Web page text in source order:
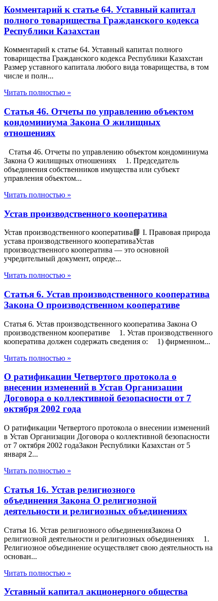
Комментарий к статье 64. Уставный капитал
полного товарищества Гражданского кодекса
Республики Казахстан
Комментарий к статье 64. Уставный капитал полного
товарищества Гражданского кодекса Республики Казахстан
Размер уставного капитала любого вида товарищества, в том
числе и полн...
Читать полностью »
Статья 46. Отчеты по управлению объектом
кондоминиума Закона О жилищных
отношениях
Статья 46. Отчеты по управлению объектом кондоминиума
Закона О жилищных отношениях 1. Председатель
объединения собственников имущества или субъект
управления объектом...
Читать полностью »
Устав производственного кооператива
Устав производственного кооператива📘 I. Правовая природа
устава производственного кооперативаУстав
производственного кооператива — это основной
учредительный документ, опреде...
Читать полностью »
Статья 6. Устав производственного кооператива
Закона О производственном кооперативе
Статья 6. Устав производственного кооператива Закона О
производственном кооперативе 1. Устав производственного
кооператива должен содержать сведения о: 1) фирменном...
Читать полностью »
О ратификации Четвертого протокола о
внесении изменений в Устав Организации
Договора о коллективной безопасности от 7
октября 2002 года
О ратификации Четвертого протокола о внесении изменений
в Устав Организации Договора о коллективной безопасности
от 7 октября 2002 годаЗакон Республики Казахстан от 5
января 2...
Читать полностью »
Статья 16. Устав религиозного
объединения Закона О религиозной
деятельности и религиозных объединениях
Статья 16. Устав религиозного объединенияЗакона О
религиозной деятельности и религиозных объединениях 1.
Религиозное объединение осуществляет свою деятельность на
основан...
Читать полностью »
Уставный капитал акционерного общества